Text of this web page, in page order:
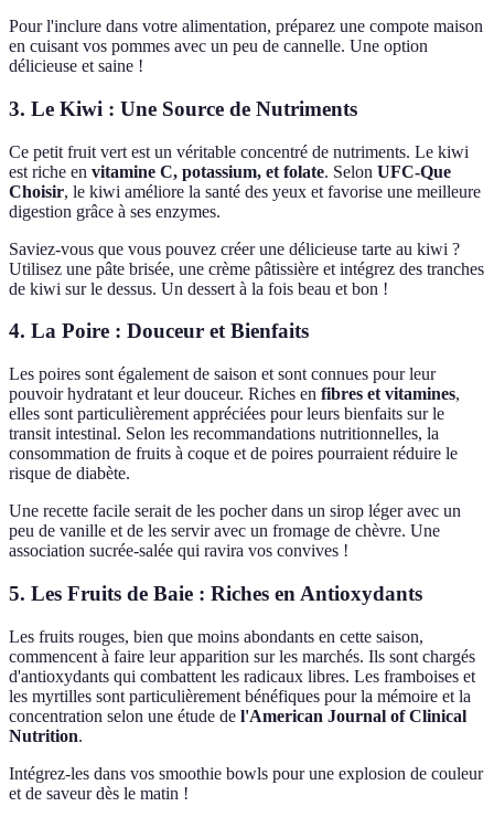
Pour l'inclure dans votre alimentation, préparez une compote maison
en cuisant vos pommes avec un peu de cannelle. Une option
délicieuse et saine !
3. Le Kiwi : Une Source de Nutriments
Ce petit fruit vert est un véritable concentré de nutriments. Le kiwi
est riche en vitamine C, potassium, et folate. Selon UFC-Que
Choisir, le kiwi améliore la santé des yeux et favorise une meilleure
digestion grâce à ses enzymes.
Saviez-vous que vous pouvez créer une délicieuse tarte au kiwi ?
Utilisez une pâte brisée, une crème pâtissière et intégrez des tranches
de kiwi sur le dessus. Un dessert à la fois beau et bon !
4. La Poire : Douceur et Bienfaits
Les poires sont également de saison et sont connues pour leur
pouvoir hydratant et leur douceur. Riches en fibres et vitamines,
elles sont particulièrement appréciées pour leurs bienfaits sur le
transit intestinal. Selon les recommandations nutritionnelles, la
consommation de fruits à coque et de poires pourraient réduire le
risque de diabète.
Une recette facile serait de les pocher dans un sirop léger avec un
peu de vanille et de les servir avec un fromage de chèvre. Une
association sucrée-salée qui ravira vos convives !
5. Les Fruits de Baie : Riches en Antioxydants
Les fruits rouges, bien que moins abondants en cette saison,
commencent à faire leur apparition sur les marchés. Ils sont chargés
d'antioxydants qui combattent les radicaux libres. Les framboises et
les myrtilles sont particulièrement bénéfiques pour la mémoire et la
concentration selon une étude de l'American Journal of Clinical
Nutrition.
Intégrez-les dans vos smoothie bowls pour une explosion de couleur
et de saveur dès le matin !